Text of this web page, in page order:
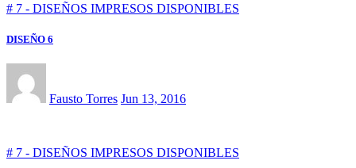
# 7 - DISEÑOS IMPRESOS DISPONIBLES
DISEÑO 6
Fausto Torres Jun 13, 2016
# 7 - DISEÑOS IMPRESOS DISPONIBLES